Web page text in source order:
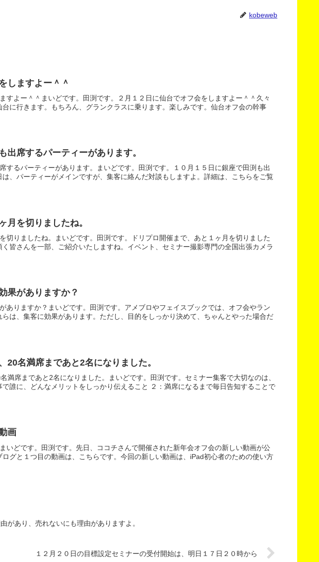
kobeweb
しますよー＾＾
よー＾＾まいどです。田渕です。２月１２日に仙台でオフ会をしますよー＾＾久々
に行きます。もちろん、グランクラスに乗ります。楽しみです。仙台オフ会の幹事
出席するパーティーがあります。
るパーティーがあります。まいどです。田渕です。１０月１５日に銀座で田渕も出
、パーティーがメインですが、集客に絡んだ対談もしますよ。詳細は、こちらをご覧
月を切りましたね。
りましたね。まいどです。田渕です。ドリプロ開催まで、あと１ヶ月を切りました
皆さんを一部、ご紹介いたしますね。イベント、セミナー撮影専門の全国出張カメラ
果がありますか？
りますか？まいどです。田渕です。アメブロやフェイスブックでは、オフ会やラン
は、集客に効果があります。ただし、目的をしっかり決めて、ちゃんとやった場合だ
20名満席まであと2名になりました。
席まであと2名になりました。まいどです。田渕です。セミナー集客で大切なのは、
誰に、どんなメリットをしっかり伝えること ２：満席になるまで毎日告知することで
画
どです。田渕です。先日、ココチさんで開催された新年会オフ会の新しい動画が公
グと１つ目の動画は、こちらです。今回の新しい動画は、iPad初心者のための使い方
があり、売れないにも理由がありますよ。
１２月２０日の目標設定セミナーの受付開始は、明日１７日２０時から